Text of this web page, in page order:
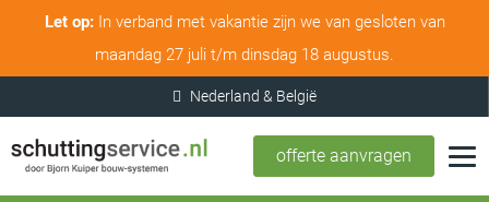
Let op:In verband met vakantie zijn we van gesloten van
maandag 27 juli t/m dinsdag 18 augustus.
offerte aanvragen